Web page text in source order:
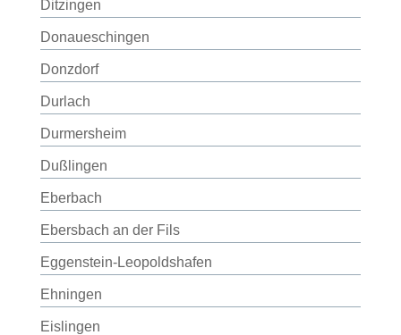
Ditzingen
Donaueschingen
Donzdorf
Durlach
Durmersheim
Dußlingen
Eberbach
Ebersbach an der Fils
Eggenstein-Leopoldshafen
Ehningen
Eislingen